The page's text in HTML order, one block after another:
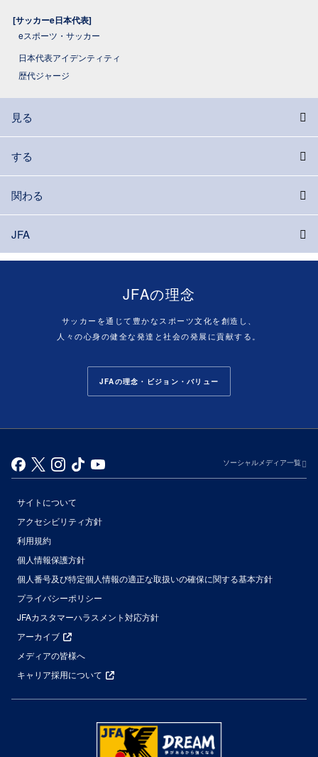
[サッカーe日本代表]
eスポーツ・サッカー
日本代表アイデンティティ
歴代ジャージ
見る
する
関わる
JFA
JFAの理念
サッカーを通じて豊かなスポーツ文化を創造し、
人々の心身の健全な発達と社会の発展に貢献する。
JFAの理念・ビジョン・バリュー
ソーシャルメディア一覧
サイトについて
アクセシビリティ方針
利用規約
個人情報保護方針
個人番号及び特定個人情報の適正な取扱いの確保に関する基本方針
プライバシーポリシー
JFAカスタマーハラスメント対応方針
アーカイブ
メディアの皆様へ
キャリア採用について